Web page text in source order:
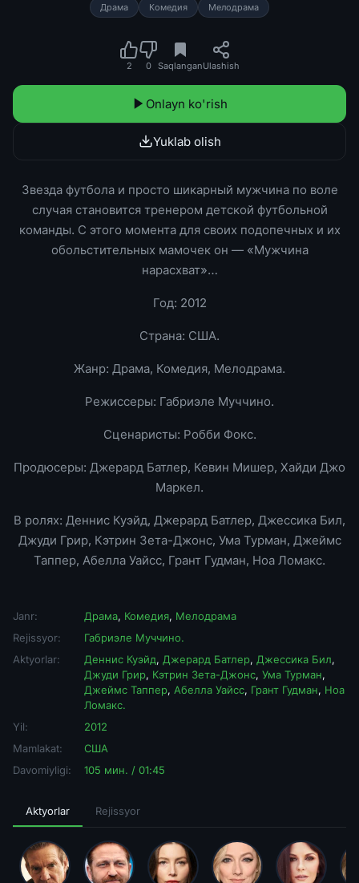
Драма Комедия Мелодрама
2 0 SaqlanganUlashish
Onlayn ko'rish
Yuklab olish
Звезда футбола и просто шикарный мужчина по воле
случая становится тренером детской футбольной
команды. С этого момента для своих подопечных и их
обольстительных мамочек он — «Мужчина
нарасхват»…
Год: 2012
Страна: США.
Жанр: Драма, Комедия, Мелодрама.
Режиссеры: Габриэле Муччино.
Сценаристы: Робби Фокс.
Продюсеры: Джерард Батлер, Кевин Мишер, Хайди Джо
Маркел.
В ролях: Деннис Куэйд, Джерард Батлер, Джессика Бил,
Джуди Грир, Кэтрин Зета-Джонс, Ума Турман, Джеймс
Таппер, Абелла Уайсс, Грант Гудман, Ноа Ломакс.
Janr: Драма, Комедия, Мелодрама
Rejissyor:
Габриэле Муччино.
Aktyorlar:
Деннис Куэйд, Джерард Батлер, Джессика Бил,
Джуди Грир, Кэтрин Зета-Джонс, Ума Турман,
Джеймс Таппер, Абелла Уайсс, Грант Гудман, Ноа
Ломакс.
Yil:
2012
Mamlakat:
США
Davomiyligi:
105 мин. / 01:45
Aktyorlar Rejissyor